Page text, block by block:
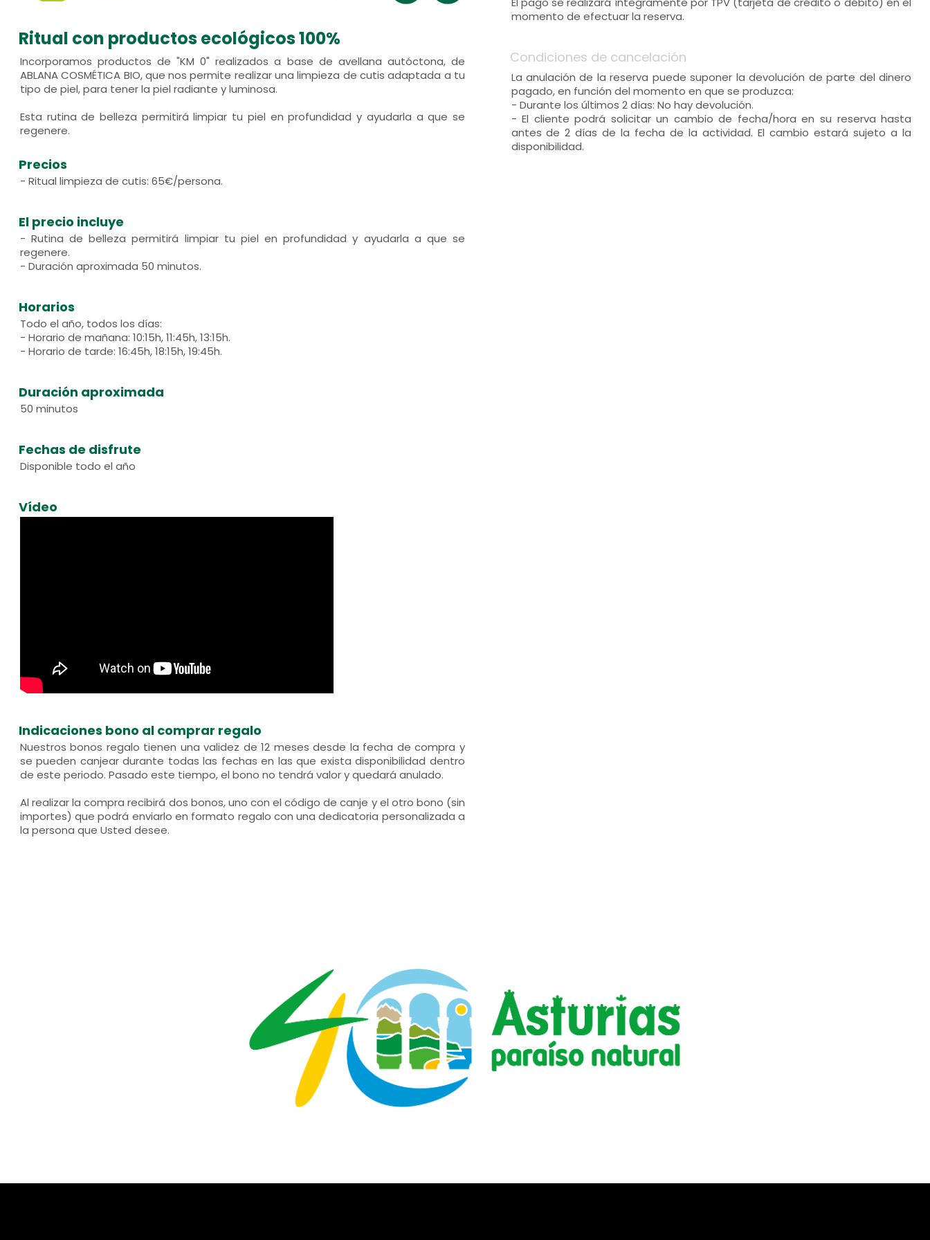
Ritual con productos ecológicos 100%
Incorporamos productos de "KM 0" realizados a base de avellana autóctona, de
ABLANA COSMÉTICA BIO, que nos permite realizar una limpieza de cutis adaptada a tu
tipo de piel, para tener la piel radiante y luminosa.
Esta rutina de belleza permitirá limpiar tu piel en profundidad y ayudarla a que se
regenere.
Precios
- Ritual limpieza de cutis: 65€/persona.
El precio incluye
- Rutina de belleza permitirá limpiar tu piel en profundidad y ayudarla a que se
regenere.
- Duración aproximada 50 minutos.
Horarios
Todo el año, todos los días:
- Horario de mañana: 10:15h, 11:45h, 13:15h.
- Horario de tarde: 16:45h, 18:15h, 19:45h.
Duración aproximada
50 minutos
Fechas de disfrute
Disponible todo el año
Vídeo
Indicaciones bono al comprar regalo
Nuestros bonos regalo tienen una validez de 12 meses desde la fecha de compra y
se pueden canjear durante todas las fechas en las que exista disponibilidad dentro
de este periodo. Pasado este tiempo, el bono no tendrá valor y quedará anulado.
Al realizar la compra recibirá dos bonos, uno con el código de canje y el otro bono (sin
importes) que podrá enviarlo en formato regalo con una dedicatoria personalizada a
la persona que Usted desee.
momento de efectuar la reserva.
Condiciones de cancelación
La anulación de la reserva puede suponer la devolución de parte del dinero
pagado, en función del momento en que se produzca:
- Durante los últimos 2 días: No hay devolución.
- El cliente podrá solicitar un cambio de fecha/hora en su reserva hasta
antes de 2 días de la fecha de la actividad. El cambio estará sujeto a la
disponibilidad.